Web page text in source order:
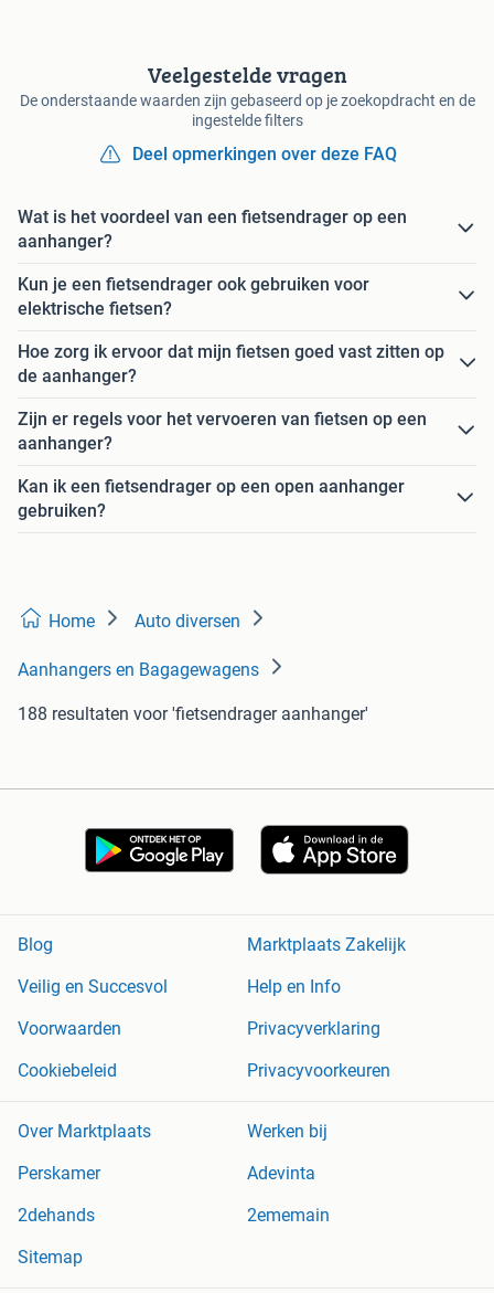
Veelgestelde vragen
De onderstaande waarden zijn gebaseerd op je zoekopdracht en de
ingestelde filters
Deel opmerkingen over deze FAQ
Wat is het voordeel van een fietsendrager op een
aanhanger?
Kun je een fietsendrager ook gebruiken voor
elektrische fietsen?
Hoe zorg ik ervoor dat mijn fietsen goed vast zitten op
de aanhanger?
Zijn er regels voor het vervoeren van fietsen op een
aanhanger?
Kan ik een fietsendrager op een open aanhanger
gebruiken?
Home Auto diversen
Aanhangers en Bagagewagens
188 resultaten voor 'fietsendrager aanhanger'
Blog
Marktplaats Zakelijk
Veilig en Succesvol
Help en Info
Voorwaarden
Privacyverklaring
Cookiebeleid
Privacyvoorkeuren
Over Marktplaats
Werken bij
Perskamer
Adevinta
2dehands
2ememain
Sitemap